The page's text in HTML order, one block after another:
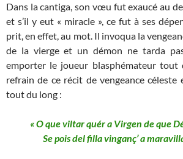
Dans la cantiga, son vœu fut exaucé au
et s’il y eut « miracle », ce fut à ses
prit, en effet, au mot. Il invoqua la
de la vierge et un démon ne tarda
emporter le joueur blasphémateur tout
refrain de ce récit de vengeance céleste
tout du long :
« O que viltar quér a Virgen de que
Se pois del filla vinganç’ a